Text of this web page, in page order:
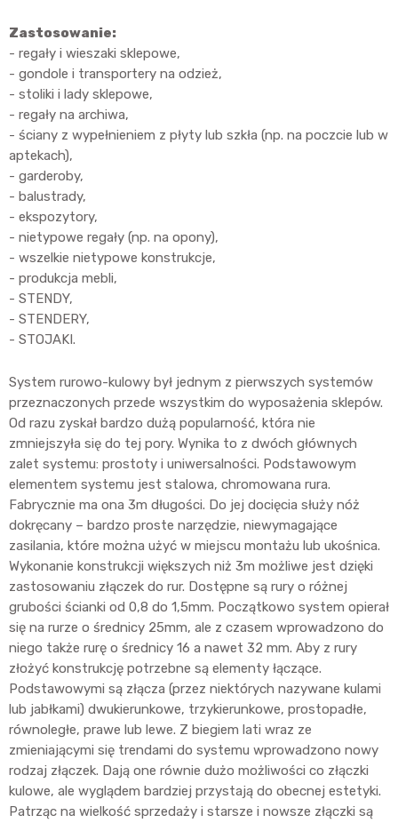
Zastosowanie:
- regały i wieszaki sklepowe,
- gondole i transportery na odzież,
- stoliki i lady sklepowe,
- regały na archiwa,
- ściany z wypełnieniem z płyty lub szkła (np. na poczcie lub w
aptekach),
- garderoby,
- balustrady,
- ekspozytory,
- nietypowe regały (np. na opony),
- wszelkie nietypowe konstrukcje,
- produkcja mebli,
- STENDY,
- STENDERY,
- STOJAKI.
System rurowo-kulowy był jednym z pierwszych systemów
przeznaczonych przede wszystkim do wyposażenia sklepów.
Od razu zyskał bardzo dużą popularność, która nie
zmniejszyła się do tej pory. Wynika to z dwóch głównych
zalet systemu: prostoty i uniwersalności. Podstawowym
elementem systemu jest stalowa, chromowana rura.
Fabrycznie ma ona 3m długości. Do jej docięcia służy nóż
dokręcany – bardzo proste narzędzie, niewymagające
zasilania, które można użyć w miejscu montażu lub ukośnica.
Wykonanie konstrukcji większych niż 3m możliwe jest dzięki
zastosowaniu złączek do rur. Dostępne są rury o różnej
grubości ścianki od 0,8 do 1,5mm. Początkowo system opierał
się na rurze o średnicy 25mm, ale z czasem wprowadzono do
niego także rurę o średnicy 16 a nawet 32 mm. Aby z rury
złożyć konstrukcję potrzebne są elementy łączące.
Podstawowymi są złącza (przez niektórych nazywane kulami
lub jabłkami) dwukierunkowe, trzykierunkowe, prostopadłe,
równoległe, prawe lub lewe. Z biegiem lati wraz ze
zmieniającymi się trendami do systemu wprowadzono nowy
rodzaj złączek. Dają one równie dużo możliwości co złączki
kulowe, ale wyglądem bardziej przystają do obecnej estetyki.
Patrząc na wielkość sprzedaży i starsze i nowsze złączki są